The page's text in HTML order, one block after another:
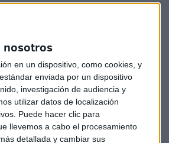
nosotros
en un dispositivo, como cookies, y
enviada por un dispositivo
investigación de audiencia y
utilizar datos de localización
Puede hacer clic para
llevemos a cabo el procesamiento
detallada y cambiar sus